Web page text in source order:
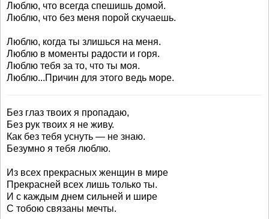
Люблю, что всегда спешишь домой.
Люблю, что без меня порой скучаешь.
Люблю, когда ты злишься на меня.
Люблю в моменты радости и горя.
Люблю тебя за то, что ты моя.
Люблю...Причин для этого ведь море.
Без глаз твоих я пропадаю,
Без рук твоих я не живу.
Как без тебя уснуть — не знаю.
Безумно я тебя люблю.
Из всех прекрасных женщин в мире
Прекрасней всех лишь только ты.
И с каждым днем сильней и шире
С тобою связаны мечты.